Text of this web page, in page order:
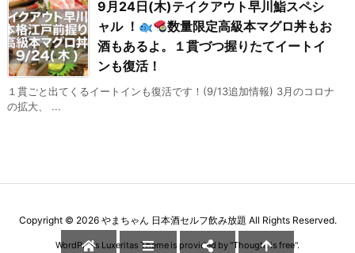
9月24日(木)テイクアウト早川鮨スペシ
ャル ！
数量限定高級本マグロ丼もお
酒もあるよ。１貫づつ握りたてイートイ
ンも復活！
１貫ごと出てくるイートインも復活です！(9/13追加情報) 3月のコロナ
の拡大、 ...
Copyright © 2026 やまちゃん 日本酒セルフ飲み放題 All Rights Reserved.
WordPress Luxeritas Theme is provided by "Thought is free".